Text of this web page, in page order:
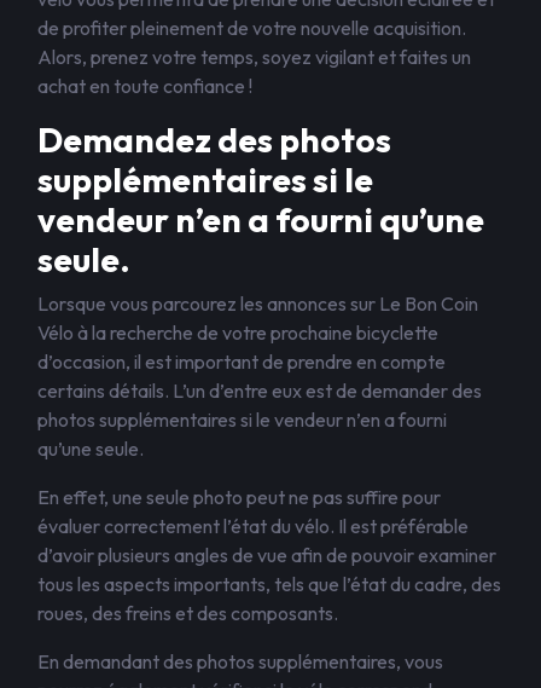
de profiter pleinement de votre nouvelle acquisition.
Alors, prenez votre temps, soyez vigilant et faites un
achat en toute confiance !
Demandez des photos
supplémentaires si le
vendeur n’en a fourni qu’une
seule.
Lorsque vous parcourez les annonces sur Le Bon Coin
Vélo à la recherche de votre prochaine bicyclette
d’occasion, il est important de prendre en compte
certains détails. L’un d’entre eux est de demander des
photos supplémentaires si le vendeur n’en a fourni
qu’une seule.
En effet, une seule photo peut ne pas suffire pour
évaluer correctement l’état du vélo. Il est préférable
d’avoir plusieurs angles de vue afin de pouvoir examiner
tous les aspects importants, tels que l’état du cadre, des
roues, des freins et des composants.
En demandant des photos supplémentaires, vous